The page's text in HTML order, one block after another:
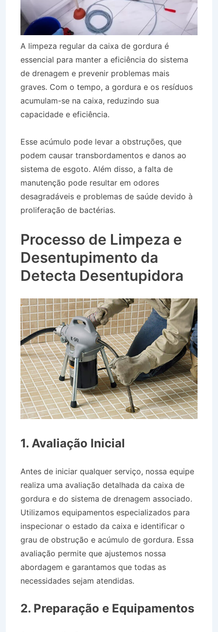
A limpeza regular da caixa de gordura é
essencial para manter a eficiência do sistema
de drenagem e prevenir problemas mais
graves. Com o tempo, a gordura e os resíduos
acumulam-se na caixa, reduzindo sua
capacidade e eficiência.
Esse acúmulo pode levar a obstruções, que
podem causar transbordamentos e danos ao
sistema de esgoto. Além disso, a falta de
manutenção pode resultar em odores
desagradáveis e problemas de saúde devido à
proliferação de bactérias.
Processo de Limpeza e
Desentupimento da
Detecta Desentupidora
1. Avaliação Inicial
Antes de iniciar qualquer serviço, nossa equipe
realiza uma avaliação detalhada da caixa de
gordura e do sistema de drenagem associado.
Utilizamos equipamentos especializados para
inspecionar o estado da caixa e identificar o
grau de obstrução e acúmulo de gordura. Essa
avaliação permite que ajustemos nossa
abordagem e garantamos que todas as
necessidades sejam atendidas.
2. Preparação e Equipamentos